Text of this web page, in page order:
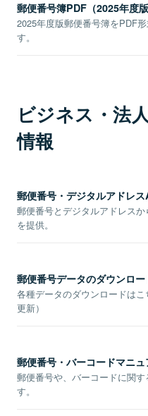
郵便番号簿PDF（2025年度版
2025年度版郵便番号簿をPDF
す。
ビジネス・法
情報
郵便番号・デジタルアドレス
郵便番号とデジタルアドレス
を提供。
郵便番号データのダウンロー
各種データのダウンロードは
更新）
郵便番号・バーコードマニュ
郵便番号や、バーコードに関
す。